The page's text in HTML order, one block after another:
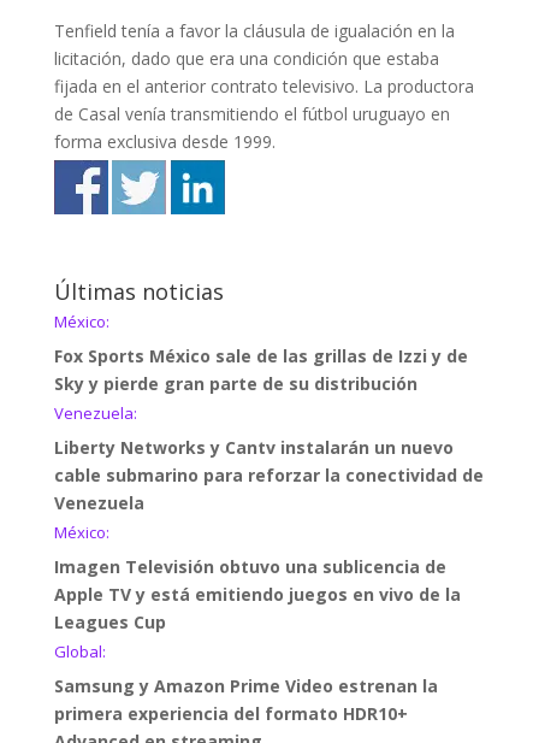
Tenfield tenía a favor la cláusula de igualación en la
licitación, dado que era una condición que estaba
fijada en el anterior contrato televisivo. La productora
de Casal venía transmitiendo el fútbol uruguayo en
forma exclusiva desde 1999.
Últimas noticias
México:
Fox Sports México sale de las grillas de Izzi y de
Sky y pierde gran parte de su distribución
Venezuela:
Liberty Networks y Cantv instalarán un nuevo
cable submarino para reforzar la conectividad de
Venezuela
México:
Imagen Televisión obtuvo una sublicencia de
Apple TV y está emitiendo juegos en vivo de la
Leagues Cup
Global:
Samsung y Amazon Prime Video estrenan la
primera experiencia del formato HDR10+